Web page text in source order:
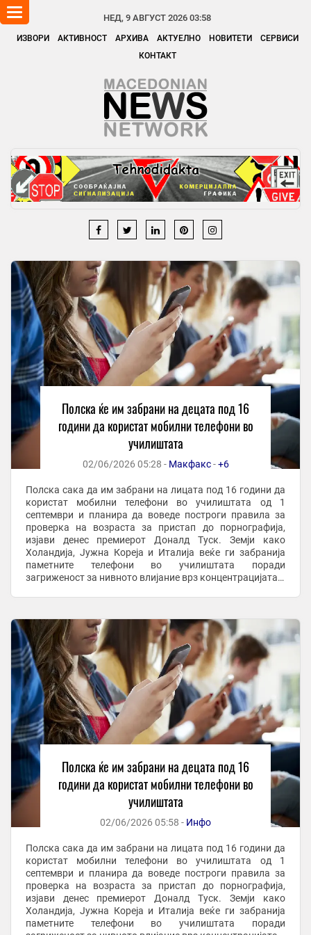
НЕД, 9 АВГУСТ 2026 03:58
ИЗВОРИ АКТИВНОСТ АРХИВА АКТУЕЛНО НОВИТЕТИ
СЕРВИСИ
КОНТАКТ
Toggle
navigation
Полска ќе им забрани на децата под 16
години да користат мобилни телефони во
училиштата
02/06/2026 05:28 - Макфакс-+6
Полска сака да им забрани на лицата под 16 години да
користат мобилни телефони во училиштата од 1
септември и планира да воведе построги правила за
проверка на возраста за пристап до порнографија,
изјави денес премиерот Доналд Туск. Земји како
Холандија, Јужна Кореја и Италија веќе ги забранија
паметните телефони во училиштата поради
загриженост за нивното влијание врз концентрацијата и
Полска ќе им забрани на децата под 16
години да користат мобилни телефони во
училиштата
02/06/2026 05:58 - Инфо
Полска сака да им забрани на лицата под 16 години да
користат мобилни телефони во училиштата од 1
септември и планира да воведе построги правила за
проверка на возраста за пристап до порнографија,
изјави денес премиерот Доналд Туск. Земји како
Холандија, Јужна Кореја и Италија веќе ги забранија
паметните телефони во училиштата поради